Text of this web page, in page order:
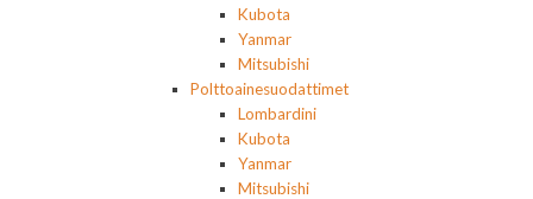
Kubota
Yanmar
Mitsubishi
Polttoainesuodattimet
Lombardini
Kubota
Yanmar
Mitsubishi